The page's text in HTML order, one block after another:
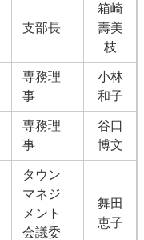
支部長
箱崎
壽美
枝
専務理
事
小林
和子
専務理
事
谷口
博文
タウン
マネジ
メント
会議委
舞田
恵子